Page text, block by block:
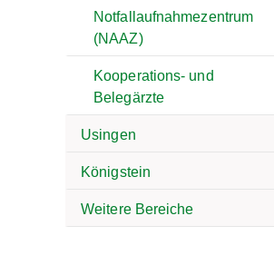
Notfallaufnahmezentrum
(NAAZ)
Kooperations- und
Belegärzte
Usingen
Königstein
Weitere Bereiche